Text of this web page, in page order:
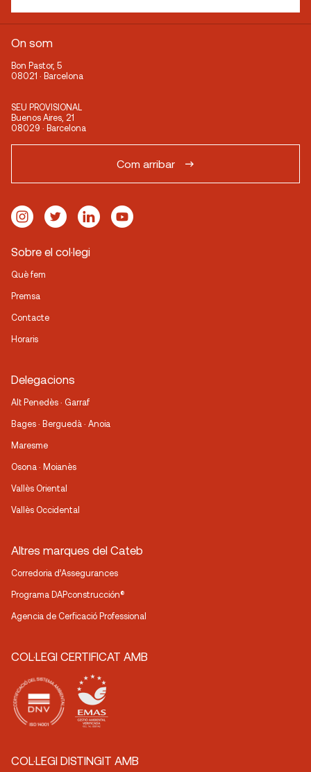
On som
Bon Pastor, 5
08021 · Barcelona
SEU PROVISIONAL
Buenos Aires, 21
08029 · Barcelona
Com arribar
Sobre el col·legi
Què fem
Premsa
Contacte
Horaris
Delegacions
Alt Penedès · Garraf
Bages · Berguedà · Anoia
Maresme
Osona · Moianès
Vallès Oriental
Vallès Occidental
Altres marques del Cateb
Corredoria d’Assegurances
Programa DAPconstrucción®
Agencia de Cerficació Professional
COL·LEGI CERTIFICAT AMB
COL·LEGI DISTINGIT AMB